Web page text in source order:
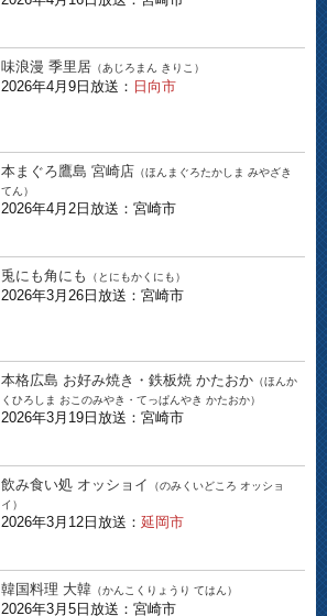
味浪漫 季里居 （あじろまん きりこ）
2026年4月9日放送： 日向市
本まぐろ鷹島 宮崎店 （ほんまぐろたかしま みやざき
てん）
2026年4月2日放送：宮崎市
兎にも角にも （とにもかくにも）
2026年3月26日放送：宮崎市
本格広島 お好み焼き・鉄板焼 かたおか （ほんか
くひろしま おこのみやき・てっぱんやき かたおか）
2026年3月19日放送：宮崎市
飲み食い処 オッショイ
（のみくいどころ オッショ
イ）
2026年3月12日放送： 延岡市
韓国料理 大韓 （かんこくりょうり てはん）
2026年3月5日放送：宮崎市